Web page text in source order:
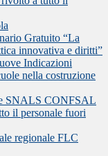
Gratuito “La
innovativa e diritti”
Indicazioni
nella costruzione
SNALS CONFSAL
il personale fuori
regionale FLC